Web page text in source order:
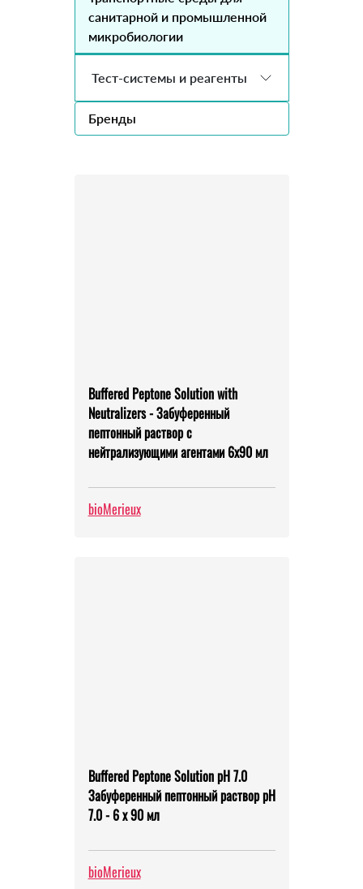
санитарной и промышленной
микробиологии
Тест-системы и реагенты
Бренды
Buffered Peptone Solution with
Neutralizers - Забуференный
пептонный раствор с
нейтрализующими агентами 6х90 мл
bioMerieux
Buffered Peptone Solution pH 7.0
Забуференный пептонный раствор рН
7.0 - 6 х 90 мл
bioMerieux